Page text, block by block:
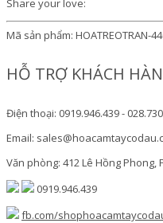
Share your love:
Mã sản phẩm: HOATREOTRAN-
HỖ TRỢ KHÁCH
Điện thoại: 0919.946.439 -
Email:
Văn phòng: 412 Lê Hồng Phong,
0919.946.439
fb.com/